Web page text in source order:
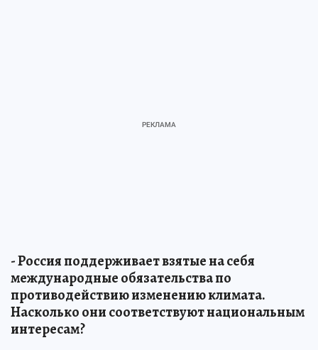
- Россия поддерживает взятые на себя
международные обязательства по
противодействию изменению климата.
Насколько они соответствуют национальным
интересам?